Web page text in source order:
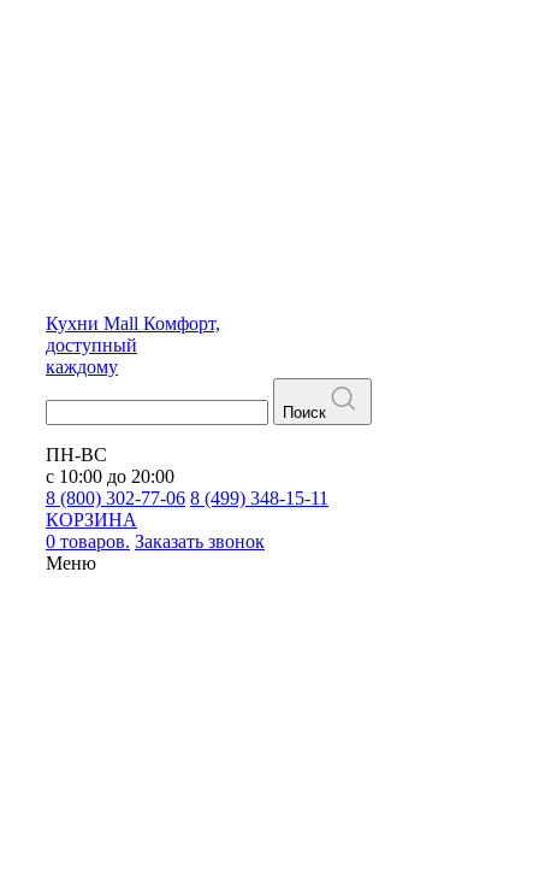
Кухни Mall Комфорт,
доступный
каждому
Поиск
ПН-ВС
с 10:00 до 20:00
8 (800) 302-77-06 8 (499) 348-15-11
КОРЗИНА
0 товаров. Заказать звонок
Меню